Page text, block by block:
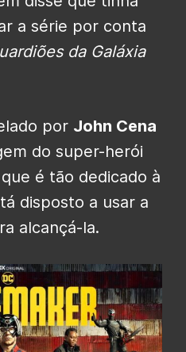
a série por conta
da Galáxia
por John Cena
do super-herói
é tão dedicado à
disposto a usar a
alcançá-la.